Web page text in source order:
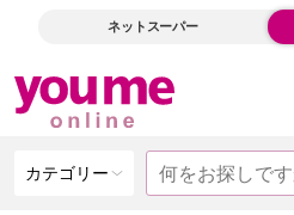
ネットスーパー
カテゴリー